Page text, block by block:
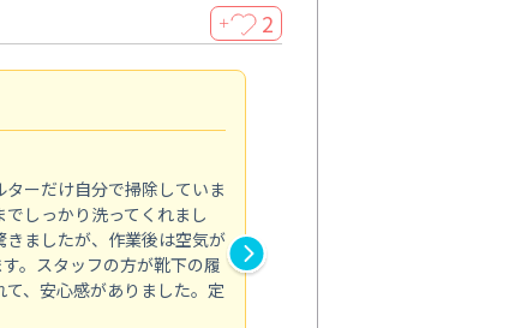
＋ 2
ーだけ自分で掃除していま
しっかり洗ってくれまし
ましたが、作業後は空気が
。スタッフの方が靴下の履
、安心感がありました。定